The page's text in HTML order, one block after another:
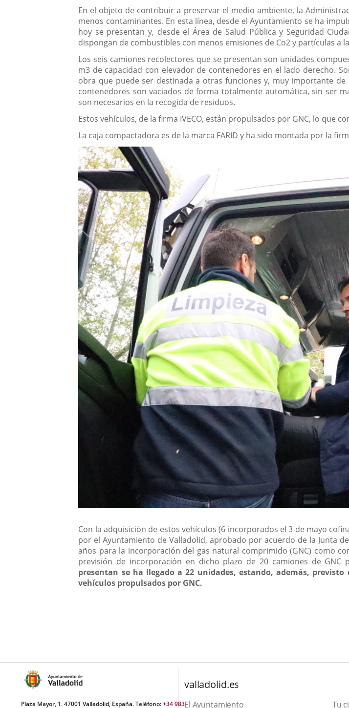
En el objeto de contribuir a preservar el medio ambiente, la
menos contaminantes. En esta línea, desde el Ayuntamiento se ha
hoy se presentan y, desde el Área de Salud Pública y Seguridad
dispongan de combustibles con menos emisiones de Co2 y partículas a
Los seis camiones recolectores que se presentan son unidades
m3 de capacidad con elevador de contenedores en el lado derecho.
obra que puede ser destinada a otras funciones y, muy importante
contenedores son vaciados de forma totalmente automática, sin ser
son necesarios en la recogida de residuos.
Estos vehículos, de la firma IVECO, están propulsados por GNC, lo que
La caja compactadora es de la marca FARID y ha sido montada por la
Con la adquisición de estos vehículos (6 incorporados el 3 de mayo
por el Ayuntamiento de Valladolid, aprobado por acuerdo de la Junta
años para la incorporación del gas natural comprimido (GNC) como
previsión de incorporación en dicho plazo de 20 camiones de GNC
presentan se ha llegado a 22 unidades, estando, además,
vehículos propulsados por GNC.
Plaza Mayor, 1. 47001 Valladolid, España. Teléfono:+34 983
valladolid.es
El Ayuntamiento Tu